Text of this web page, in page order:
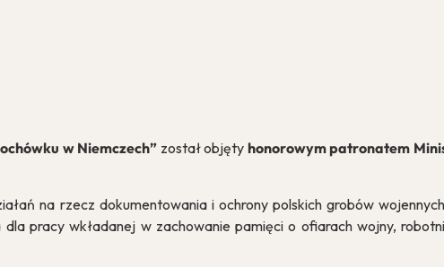
w Niemczech” został objęty honorowym patronatem
na rzecz dokumentowania i ochrony polskich grobów
pracy wkładanej w zachowanie pamięci o ofiarach wojny,